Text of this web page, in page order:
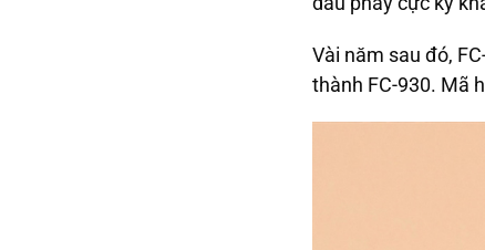
Vài năm sau đó,
thành FC-930. Mã